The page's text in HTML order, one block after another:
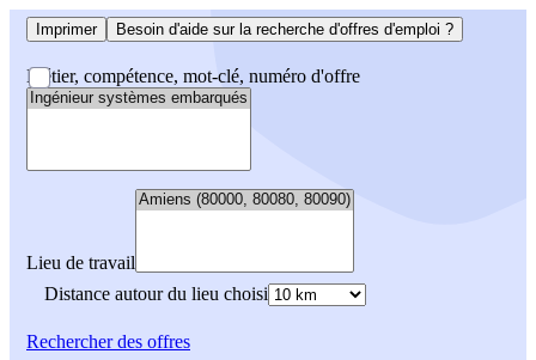
Imprimer Besoin d'aide sur la recherche d'offres d'emploi ?
Métier, compétence, mot-clé, numéro d'offre
Lieu de travail
Distance autour du lieu choisi
Rechercherdes offres